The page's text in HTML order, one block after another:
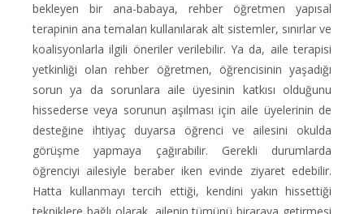
bekleyen bir ana-babaya, rehber öğretmen yapısal
terapinin ana temaları kullanılarak alt sistemler, sınırlar ve
koalisyonlarla ilgili öneriler verilebilir. Ya da, aile terapisi
yetkinliği olan rehber öğretmen, öğrencisinin yaşadığı
sorun ya da sorunlara aile üyesinin katkısı olduğunu
hissederse veya sorunun aşılması için aile üyelerinin de
desteğine ihtiyaç duyarsa öğrenci ve ailesini okulda
görüşme yapmaya çağırabilir. Gerekli durumlarda
öğrenciyi ailesiyle beraber iken evinde ziyaret edebilir.
Hatta kullanmayı tercih ettiği, kendini yakın hissettiği